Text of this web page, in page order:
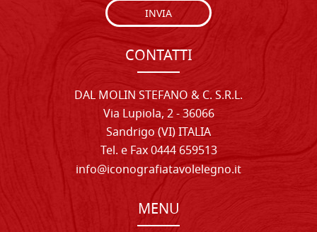
INVIA
CONTATTI
DAL MOLIN STEFANO & C. S.R.L.
Via Lupiola, 2 - 36066
Sandrigo (VI) ITALIA
Tel. e Fax 0444 659513
info@iconografiatavolelegno.it
MENU